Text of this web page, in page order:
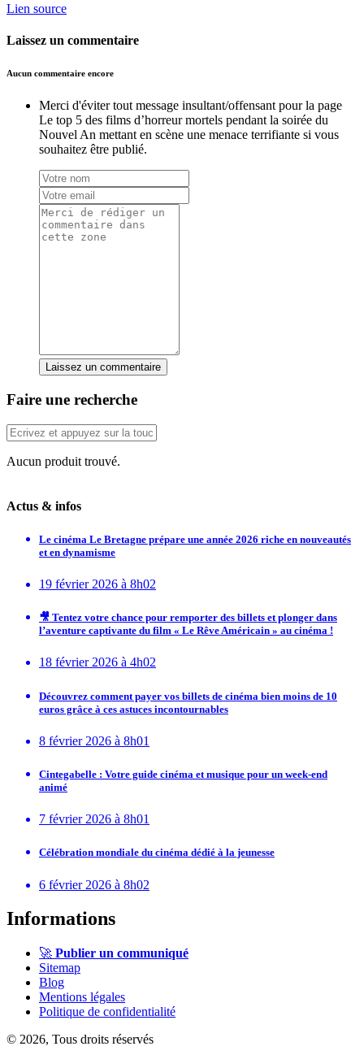
Lien source
Laissez un commentaire
Aucun commentaire encore
Merci d'éviter tout message insultant/offensant pour la page
Le top 5 des films d’horreur mortels pendant la soirée du
Nouvel An mettant en scène une menace terrifiante si vous
souhaitez être publié.
Laissez un commentaire
Faire une recherche
Aucun produit trouvé.
Actus & infos
Le cinéma Le Bretagne prépare une année 2026 riche en nouveautés
et en dynamisme
19 février 2026 à 8h02
🎥 Tentez votre chance pour remporter des billets et plonger dans
l’aventure captivante du film « Le Rêve Américain » au cinéma !
18 février 2026 à 4h02
Découvrez comment payer vos billets de cinéma bien moins de 10
euros grâce à ces astuces incontournables
8 février 2026 à 8h01
Cintegabelle : Votre guide cinéma et musique pour un week-end
animé
7 février 2026 à 8h01
Célébration mondiale du cinéma dédié à la jeunesse
6 février 2026 à 8h02
Informations
🚀 Publier un communiqué
Sitemap
Blog
Mentions légales
Politique de confidentialité
© 2026, Tous droits réservés